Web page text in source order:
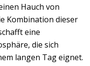
Hauch von
Kombination dieser
eine
die sich
langen Tag eignet.